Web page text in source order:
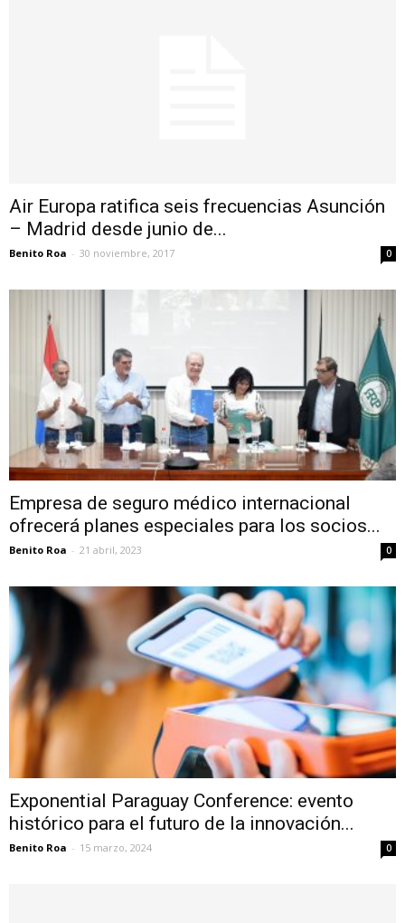
Air Europa ratifica seis frecuencias Asunción
– Madrid desde junio de...
Benito Roa - 30 noviembre, 2017 0
Empresa de seguro médico internacional
ofrecerá planes especiales para los socios...
Benito Roa - 21 abril, 2023 0
Exponential Paraguay Conference: evento
histórico para el futuro de la innovación...
Benito Roa - 15 marzo, 2024 0